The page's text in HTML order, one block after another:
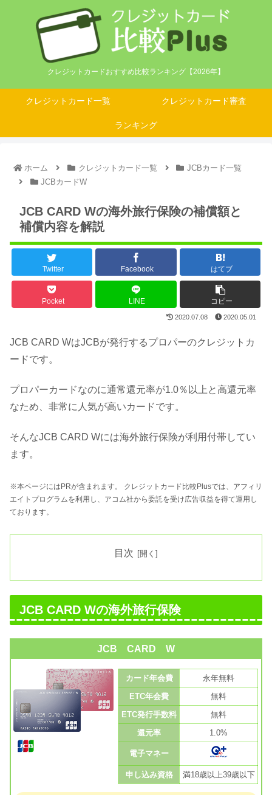
クレジットカードおすすめ比較ランキング【2026年】
クレジットカード一覧 クレジットカード審査
ランキング
ホーム クレジットカード一覧
JCBカード一覧
JCBカードW
JCB CARD Wの海外旅行保険の補償額と
補償内容を解説
Twitter Facebook はてブ
Pocket LINE コピー
2020.07.08 2020.05.01
JCB CARD WはJCBが発行するプロパーのクレジットカ
ードです。
プロパーカードなのに通常還元率が1.0％以上と高還元率
なため、非常に人気が高いカードです。
そんなJCB CARD Wには海外旅行保険が利用付帯してい
ます。
※本ページにはPRが含まれます。 クレジットカード比較Plusでは、アフィリ
エイトプログラムを利用し、アコム社から委託を受け広告収益を得て運用し
ております。
目次
JCB CARD Wの海外旅行保険
JCB CARD W
カード年会費
永年無料
ETC年会費
無料
ETC発行手数料
無料
還元率
1.0%
電子マネー
申し込み資格 満18歳以上39歳以下